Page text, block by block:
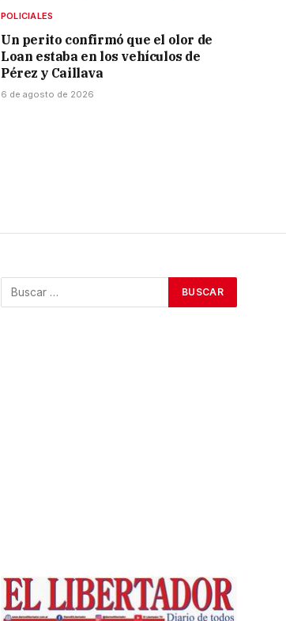
POLICIALES
Un perito confirmó que el olor de
Loan estaba en los vehículos de
Pérez y Caillava
6 de agosto de 2026